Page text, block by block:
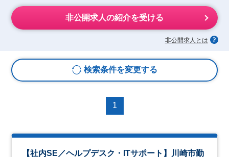
非公開求人の紹介を受ける
非公開求人とは
検索条件を変更する
1
【社内SE／ヘルプデスク・ITサポート】川崎市勤